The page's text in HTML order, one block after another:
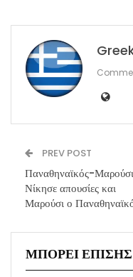
PREV POST
Παναθηναϊκός-
Νίκησε απουσίες και
Μαρούσι ο
ΜΠΟΡΕΊ